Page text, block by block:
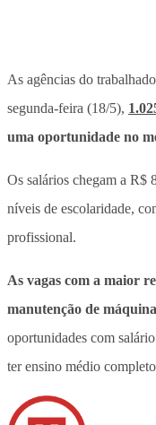
As agências do
segunda-feira (18/5),
uma oportunidade no
Os salários chegam a R$
níveis de escolaridade,
profissional.
As vagas com a maior
manutenção de
oportunidades com
ter ensino médio